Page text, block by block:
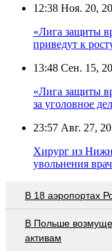
12:38 Ноя. 20,
«Лига защиты
приведут к
13:48 Сен. 15,
«Лига защиты
за уголовное
23:57 Авг. 27,
Хирург из
увольнения
В 18 аэропортах
В Польше
активам